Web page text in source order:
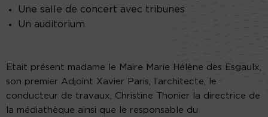
Une salle de concert avec tribunes
Un auditorium
Etait présent madame le Maire Marie Hélène des Esgaulx,
son premier Adjoint Xavier Paris, l’architecte, le
conducteur de travaux, Christine Thonier la directrice de
la médiathèque ainsi que le responsable du